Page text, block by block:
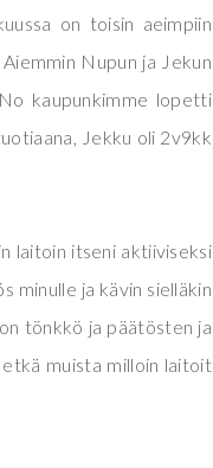
on toisin aeimpiin
Nupun ja Jekun
kaupunkimme lopetti
Jekku oli 2v9kk
laitoin itseni aktiiviseksi
minulle ja kävin sielläkin
tönkkö ja päätösten ja
muista milloin laitoit